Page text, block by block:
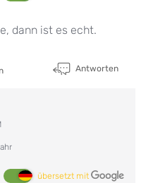
dann ist es echt.
Antworten
übersetzt mit